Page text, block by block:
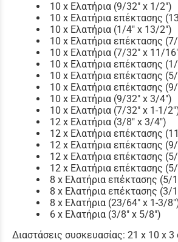
10 x Ελατήρια (9/32" x 1/2")
10 x Ελατήρια επέκτασης
10 x Ελατήρια (1/4" x 13/2")
10 x Ελατήρια επέκτασης
10 x Ελατήρια (7/32" x 11/
10 x Ελατήρια επέκτασης
10 x Ελατήρια επέκτασης
10 x Ελατήρια επέκτασης
10 x Ελατήρια (9/32" x 3/4")
10 x Ελατήρια (7/32" x 1-1/
12 x Ελατήρια (3/8" x 3/4")
12 x Ελατήρια επέκτασης
12 x Ελατήρια επέκτασης
12 x Ελατήρια επέκτασης
12 x Ελατήρια επέκτασης
8 x Ελατήρια επέκτασης (5/
8 x Ελατήρια επέκτασης (3/
8 x Ελατήρια (23/64" x 1-3/
6 x Ελατήρια (3/8" x 5/8")
Διαστάσεις συσκευασίας: 21 x 10 x 3